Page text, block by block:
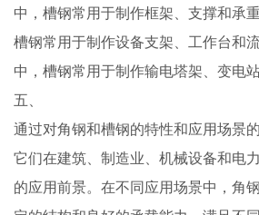
中，槽钢常用于制作框架、支撑和承
槽钢常用于制作设备支架、工作台和
中，槽钢常用于制作输电塔架、变电
五、
通过对角钢和槽钢的特性和应用场景
它们在建筑、制造业、机械设备和电
的应用前景。在不同应用场景中，角